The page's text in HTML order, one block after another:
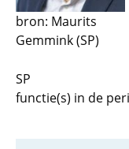
bron: Maurits
Gemmink (SP)
SP
functie(s) in de